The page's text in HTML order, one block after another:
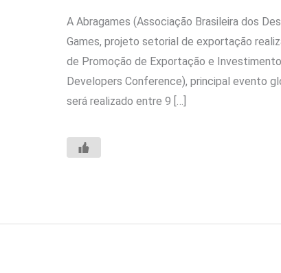
A Abragames (Associação Brasileira dos
Games, projeto setorial de exportação
de Promoção de Exportação e
Developers Conference), principal evento
será realizado entre 9 […]